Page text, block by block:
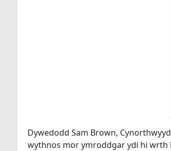
Dywedodd Sam Brown,
wythnos mor ymroddgar ydi hi wrth